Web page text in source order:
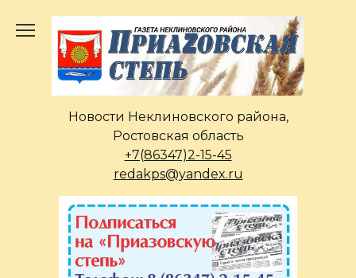
содержанию
Новости Неклиновского района,
Ростовская область
+7(86347)2-15-45
redakps@yandex.ru